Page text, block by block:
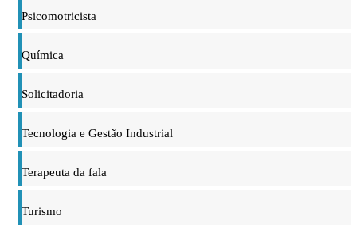
Psicomotricista
Química
Solicitadoria
Tecnologia e Gestão Industrial
Terapeuta da fala
Turismo